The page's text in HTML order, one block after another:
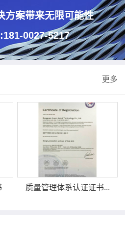
方案带来无限可能性
0027-5217
更多
质量管理体系认证证书...